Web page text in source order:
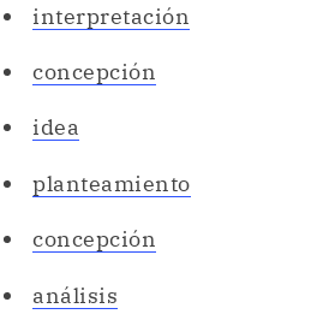
interpretación
concepción
idea
planteamiento
concepción
análisis